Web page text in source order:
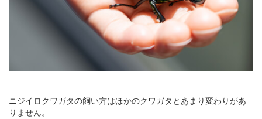
ニジイロクワガタの飼い方はほかのクワガタとあまり変わりがあ
りません。